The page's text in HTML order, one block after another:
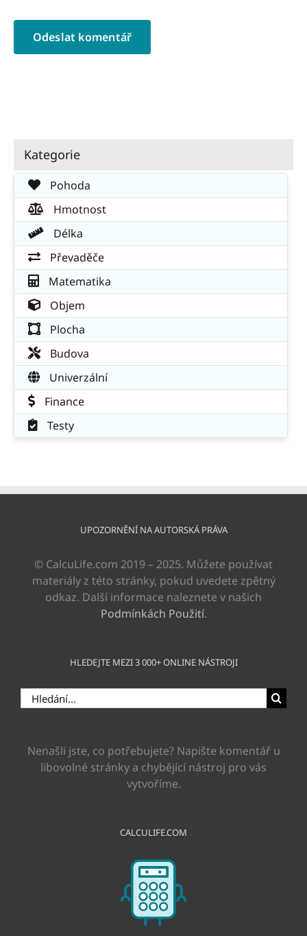
Kategorie
Pohoda
Hmotnost
Délka
Převaděče
Matematika
Objem
Plocha
Budova
Univerzální
Finance
Testy
UPOZORNĚNÍ NA AUTORSKÁ PRÁVA
© CalcuLife.com 2019 – 2025. Můžete používat
materiály z této stránky, pokud uvedete zpětný
odkaz. Další informace naleznete v našich
Podmínkách Použití.
HLEDEJTE MEZI 3 000+ ONLINE NÁSTROJI
Hledat:
Nenašli jste, co potřebujete? Napište komentář u
libovolné stránky a chybějící nástroj pro vás
vytvoříme.
CALCULIFE.COM